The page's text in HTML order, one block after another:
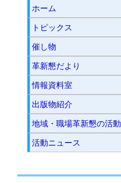
ホーム
トピックス
催し物
革新懇だより
情報資料室
出版物紹介
地域・職場革新懇の活動
活動ニュース